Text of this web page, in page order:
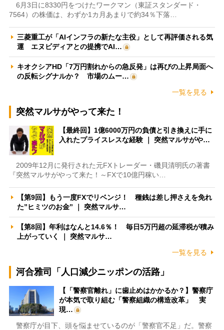
6月3日に8330円をつけたワークマン（東証スタンダード・
7564）の株価は、わずか1カ月あまりで約34％下落…
三菱重工が「AIインフラの新たな主役」として再評価される気
運 エヌビディアとの提携でAI…
キオクシアHD「7万円割れからの急反発」は再びの上昇局面へ
の反転シグナルか？ 市場のムー…
一覧を見る
突然マルサがやって来た！
【最終回】1億6000万円の負債と引き換えに手に
入れたプライスレスな経験 ｜ 突然マルサがや…
2009年12月に発行された元FXトレーダー・磯貝清明氏の著書
『突然マルサがやって来た！～FXで10億円稼い…
【第9回】もう一度FXでリベンジ！ 種銭は差し押さえを免れ
た”ヒミツのお金” ｜ 突然マルサ…
【第8回】年利はなんと14.6％！ 毎日5万円超の延滞税が積み
上がっていく ｜ 突然マルサ…
一覧を見る
河合雅司「人口減少ニッポンの活路」
【「警察官離れ」に歯止めはかかるか？】警察庁
が本気で取り組む「警察組織の構造改革」 実
現…
警察庁が目下、頭を悩ませているのが「警察官不足」だ。警察